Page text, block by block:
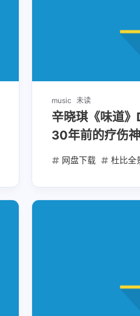
寻找你
20000mAh1
AI工具6
1
Sony Classical
music 未读
辛晓琪《味道
30年前的疗伤
网盘下载 杜比全